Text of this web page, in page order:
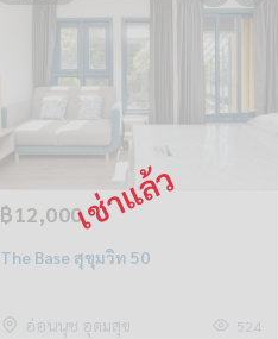
฿12,000
The Base สุขุมวิท 50
อ่อนนุช อุดมสุข 524